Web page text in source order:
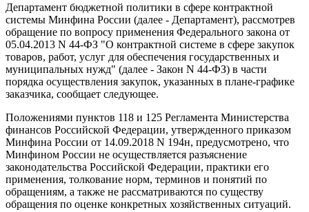
Департамент бюджетной политики в сфере контрактной
системы Минфина России (далее - Департамент), рассмотрев
обращение по вопросу применения Федерального закона от
05.04.2013 N 44-ФЗ "О контрактной системе в сфере закупок
товаров, работ, услуг для обеспечения государственных и
муниципальных нужд" (далее - Закон N 44-ФЗ) в части
порядка осуществления закупок, указанных в плане-графике
заказчика, сообщает следующее.
Положениями пунктов 118 и 125 Регламента Министерства
финансов Российской Федерации, утвержденного приказом
Минфина России от 14.09.2018 N 194н, предусмотрено, что
Минфином России не осуществляется разъяснение
законодательства Российской Федерации, практики его
применения, толкование норм, терминов и понятий по
обращениям, а также не рассматриваются по существу
обращения по оценке конкретных хозяйственных ситуаций.